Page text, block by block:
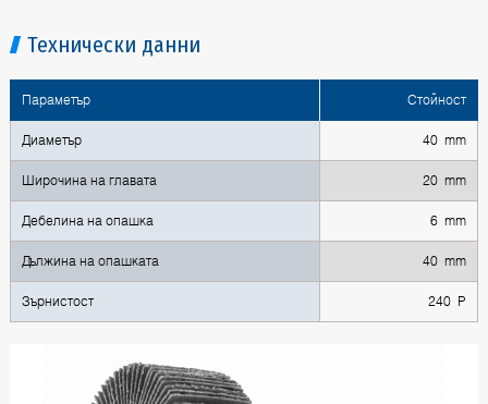
Технически данни
Параметър Стойност
Диаметър 40 mm
Широчина на главата 20 mm
Дебелина на опашка 6 mm
Дължина на опашката 40 mm
Зърнистост 240 P